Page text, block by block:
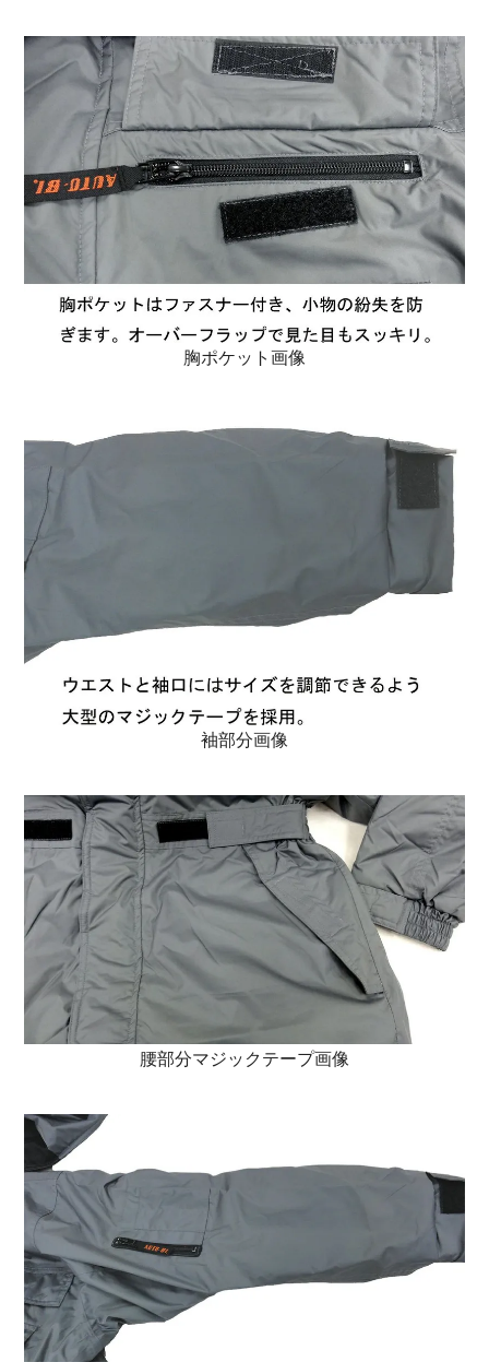
胸ポケット画像
袖部分画像
腰部分マジックテープ画像